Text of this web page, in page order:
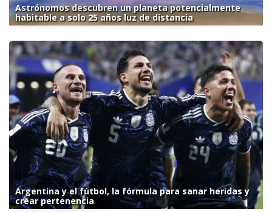
Astrónomos descubren un planeta potencialmente
habitable a solo 25 años luz de distancia
Argentina y el fútbol, la fórmula para sanar heridas y
crear pertenencia